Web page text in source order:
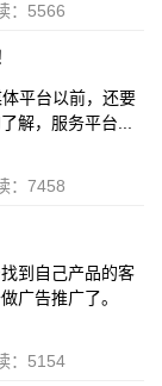
：5566
台以前，还要
解，服务平台...
：7458
到自己产品的客
广告推广了。
：5154